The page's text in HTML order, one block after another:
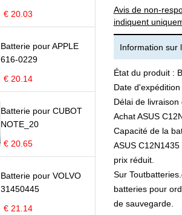
€ 20.03
Batterie pour APPLE
616-0229
€ 20.14
Batterie pour CUBOT
NOTE_20
€ 20.65
Batterie pour VOLVO
31450445
€ 21.14
Avis de non-
indiquent
Information sur
État du produit :
Date
Délai de
Achat ASUS
Capacité de la
ASUS
prix réduit.
Sur
batteries pour
de sauvegarde.